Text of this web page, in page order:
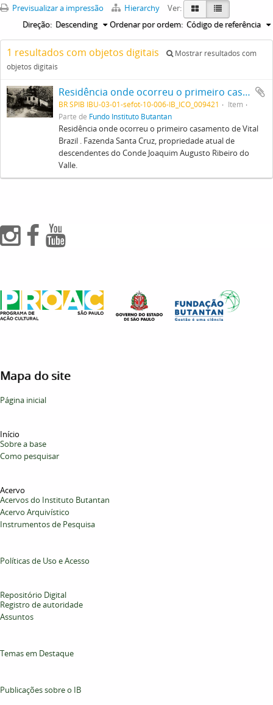
Previsualizar a impressão Hierarchy
Ver:
Ordenar por ordem: Código de referência
Direção: Descending
1 resultados com objetos digitais
Mostrar resultados com
objetos digitais
Residência onde ocorreu o primeiro casamento de Vital Brazil . Fazenda Santa Cruz, propriedade atual de descendentes do Conde Joaquim Augusto Ribeiro do Valle.
BR SPIB IBU-03-01-sefot-10-006-IB_ICO_009421
Item
Parte de Fundo Instituto Butantan
Residência onde ocorreu o primeiro casamento de Vital
Brazil . Fazenda Santa Cruz, propriedade atual de
descendentes do Conde Joaquim Augusto Ribeiro do
Valle.
Mapa do site
Página inicial
Início
Sobre a base
Como pesquisar
Acervo
Acervos do Instituto Butantan
Acervo Arquivístico
Instrumentos de Pesquisa
Políticas de Uso e Acesso
Repositório Digital
Registro de autoridade
Assuntos
Temas em Destaque
Publicações sobre o IB